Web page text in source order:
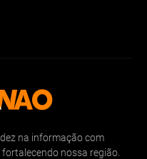
na informação com
nossa região.